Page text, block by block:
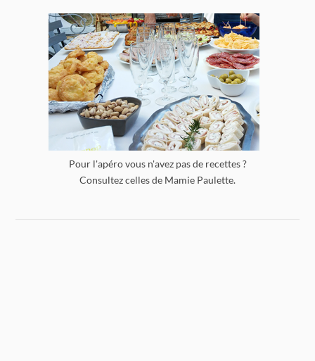
Pour l'apéro vous n'avez pas de recettes ?
Consultez celles de Mamie Paulette.